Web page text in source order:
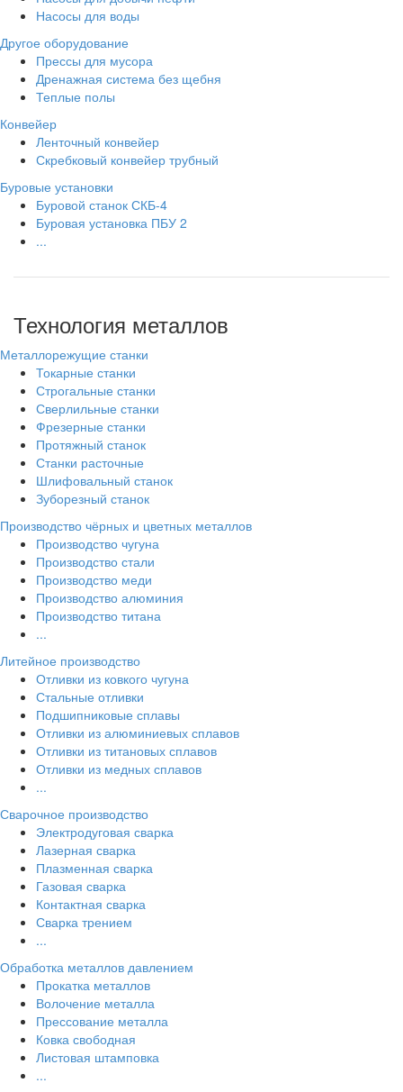
Насосы для воды
Другое оборудование
Прессы для мусора
Дренажная система без щебня
Теплые полы
Конвейер
Ленточный конвейер
Скребковый конвейер трубный
Буровые установки
Буровой станок СКБ-4
Буровая установка ПБУ 2
...
Технология металлов
Металлорежущие станки
Токарные станки
Строгальные станки
Сверлильные станки
Фрезерные станки
Протяжный станок
Станки расточные
Шлифовальный станок
Зуборезный станок
Производство чёрных и цветных металлов
Производство чугуна
Производство стали
Производство меди
Производство алюминия
Производство титана
...
Литейное производство
Отливки из ковкого чугуна
Стальные отливки
Подшипниковые сплавы
Отливки из алюминиевых сплавов
Отливки из титановых сплавов
Отливки из медных сплавов
...
Сварочное производство
Электродуговая сварка
Лазерная сварка
Плазменная сварка
Газовая сварка
Контактная сварка
Сварка трением
...
Обработка металлов давлением
Прокатка металлов
Волочение металла
Прессование металла
Ковка свободная
Листовая штамповка
...